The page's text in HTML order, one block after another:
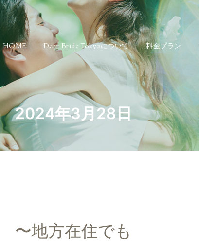
2024年3月28日
〜地方在住でも
HOME Dear Bride Tokyoについて 料金プラン